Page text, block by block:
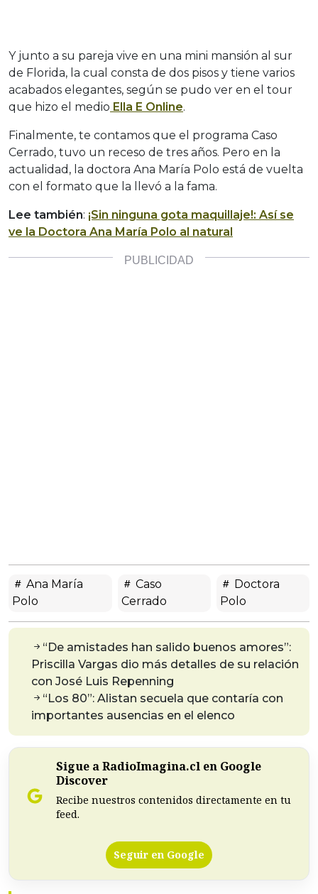
Y junto a su pareja vive en una mini mansión al sur
de Florida, la cual consta de dos pisos y tiene varios
acabados elegantes, según se pudo ver en el tour
que hizo el medio Ella E Online.
Finalmente, te contamos que el programa Caso
Cerrado, tuvo un receso de tres años. Pero en la
actualidad, la doctora Ana María Polo está de vuelta
con el formato que la llevó a la fama.
Lee también: ¡Sin ninguna gota maquillaje!: Así se
ve la Doctora Ana María Polo al natural
Ana María
Polo
Caso
Cerrado
Doctora
Polo
“De amistades han salido buenos amores”:
Priscilla Vargas dio más detalles de su relación
con José Luis Repenning
“Los 80”: Alistan secuela que contaría con
importantes ausencias en el elenco
Sigue a RadioImagina.cl en Google
Discover
Recibe nuestros contenidos directamente en tu
feed.
Seguir en Google